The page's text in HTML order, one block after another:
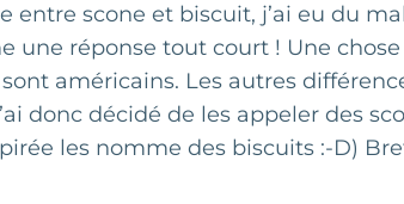
entre scone et biscuit, j’ai eu du
une réponse tout court ! Une chose
américains. Les autres
donc décidé de les appeler des
les nomme des biscuits :-D)